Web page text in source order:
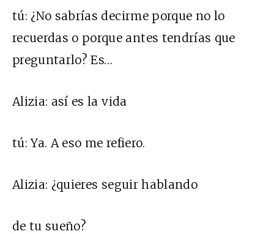
tú: ¿No sabrías decirme porque no lo
recuerdas o porque antes tendrías que
preguntarlo? Es…
Alizia: así es la vida
tú:Ya. A eso me refiero.
Alizia: ¿quieres seguir hablando
de tu sueño?